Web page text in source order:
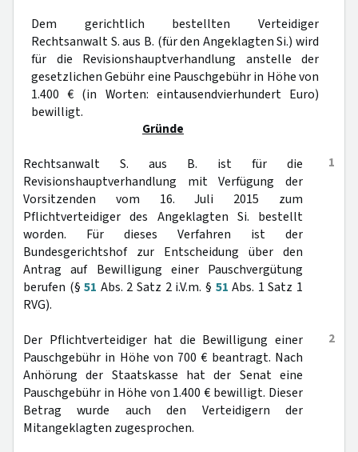
Dem gerichtlich bestellten Verteidiger
Rechtsanwalt S. aus B. (für den Angeklagten Si.) wird
für die Revisionshauptverhandlung anstelle der
gesetzlichen Gebühr eine Pauschgebühr in Höhe von
1.400 € (in Worten: eintausendvierhundert Euro)
bewilligt.
Gründe
1
Rechtsanwalt S. aus B. ist für die
Revisionshauptverhandlung mit Verfügung der
Vorsitzenden vom 16. Juli 2015 zum
Pflichtverteidiger des Angeklagten Si. bestellt
worden. Für dieses Verfahren ist der
Bundesgerichtshof zur Entscheidung über den
Antrag auf Bewilligung einer Pauschvergütung
berufen (§51 Abs. 2 Satz 2 i.V.m. § 51 Abs. 1 Satz 1
RVG).
2
Der Pflichtverteidiger hat die Bewilligung einer
Pauschgebühr in Höhe von 700 € beantragt. Nach
Anhörung der Staatskasse hat der Senat eine
Pauschgebühr in Höhe von 1.400 € bewilligt. Dieser
Betrag wurde auch den Verteidigern der
Mitangeklagten zugesprochen.